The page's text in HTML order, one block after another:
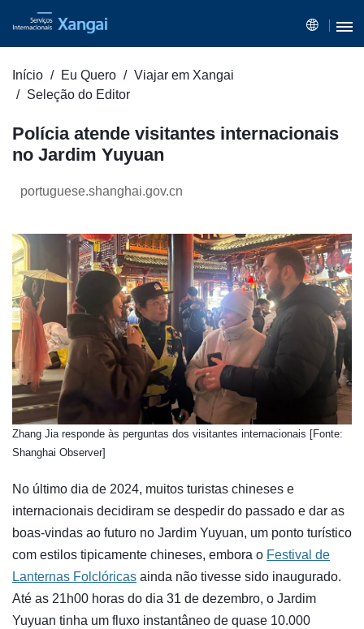
Início Eu Quero
Viajar em Xangai
Seleção do Editor
Polícia atende visitantes internacionais
no Jardim Yuyuan
portuguese.shanghai.gov.cn
Zhang Jia responde às perguntas dos visitantes internacionais [Fonte:
Shanghai Observer]
No último dia de 2024, muitos turistas chineses e
internacionais decidiram se despedir do passado e dar as
boas-vindas ao futuro no Jardim Yuyuan, um ponto turístico
com estilos tipicamente chineses, embora o Festival de
Lanternas Folclóricas ainda não tivesse sido inaugurado.
Até as 21h00 horas do dia 31 de dezembro, o Jardim
Yuyuan tinha um fluxo instantâneo de quase 10.000